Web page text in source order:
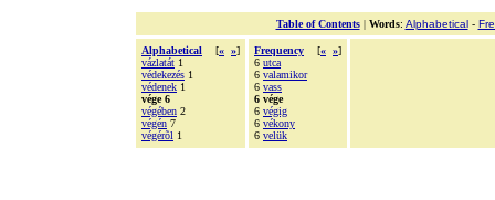
Table of Contents| Words: Alphabetical-
Alphabetical [« »]
vázlatát 1
védekezés 1
védenek 1
vége 6
végében 2
végén 7
végérõl 1
Frequency [« »]
6 utca
6 valamikor
6 vass
6 vége
6 végig
6 vékony
6 velük